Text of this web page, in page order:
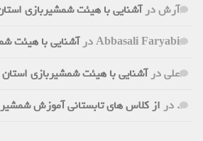
آرشدرآشنایی با هیئت شمشیربازی استان
Abbasali Faryabiدرآشنایی با هیئت
علیدرآشنایی با هیئت شمشیربازی استان
.دراز کلاس های تابستانی آموزش